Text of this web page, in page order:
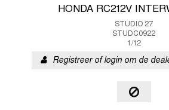
HONDA RC212V
STUDIO 27
STUDC0922
1/12
Registreer of login om de